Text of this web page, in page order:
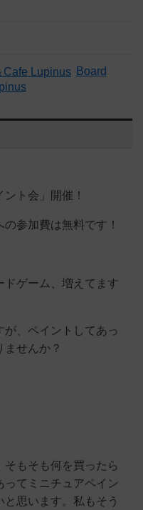
Board
ント会」開催！
参加費は無料です！
ドゲーム、増えてます
が、ペイントしてあっ
せんか？
もそも何を買ったら
てミニチュアペイン
と思います。私もそう